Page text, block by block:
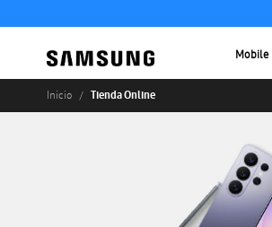
Mobile
Inicio Tienda Online